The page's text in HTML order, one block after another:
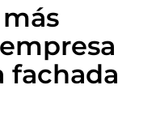
fachada